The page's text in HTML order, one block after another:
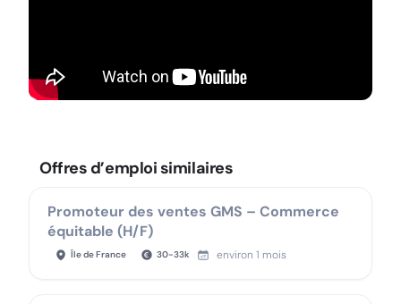
Offres d’emploi similaires
Promoteur des ventes GMS – Commerce
équitable (H/F)
Île de France 30-33k environ 1 mois